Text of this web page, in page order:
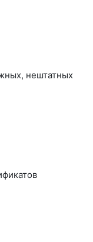
нештатных